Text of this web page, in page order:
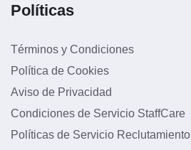
Políticas
Términos y Condiciones
Política de Cookies
Aviso de Privacidad
Condiciones de Servicio StaffCare
Políticas de Servicio Reclutamiento